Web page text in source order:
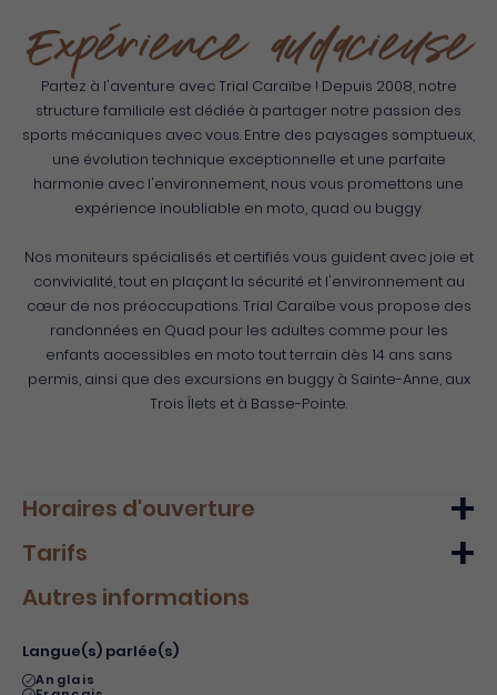
Expérience audacieuse
Partez à l'aventure avec Trial Caraïbe ! Depuis 2008, notre
structure familiale est dédiée à partager notre passion des
sports mécaniques avec vous. Entre des paysages somptueux,
une évolution technique exceptionnelle et une parfaite
harmonie avec l'environnement, nous vous promettons une
expérience inoubliable en moto, quad ou buggy.
Nos moniteurs spécialisés et certifiés vous guident avec joie et
convivialité, tout en plaçant la sécurité et l'environnement au
cœur de nos préoccupations. Trial Caraïbe vous propose des
randonnées en Quad pour les adultes comme pour les
enfants accessibles en moto tout terrain dès 14 ans sans
permis, ainsi que des excursions en buggy à Sainte-Anne, aux
Trois Îlets et à Basse-Pointe.
Horaires d'ouverture
Lundi
10h00 - 16h00
Mardi
Tarifs
Tarif de base - adulte plein tarif
Autres informations
Langue(s) parlée(s)
Anglais